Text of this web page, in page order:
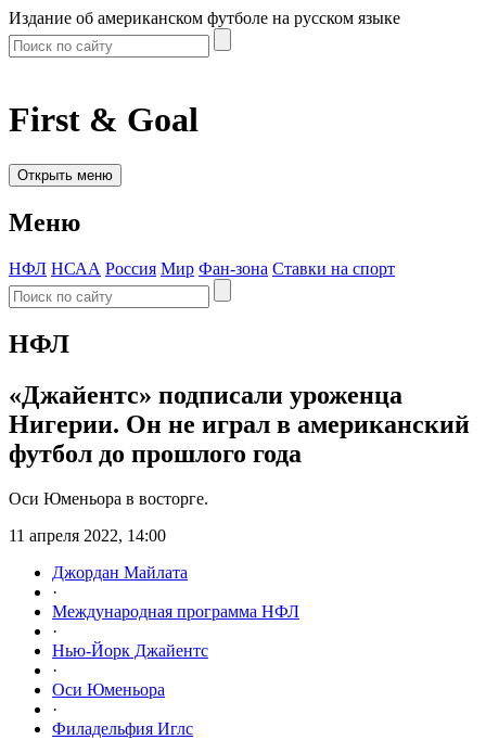
Издание об американском футболе на русском языке
First & Goal
Открыть меню
Меню
НФЛ НСАА Россия Мир Фан-зона Ставки на спорт
НФЛ
«Джайентс» подписали уроженца
Нигерии. Он не играл в американский
футбол до прошлого года
Оси Юменьора в восторге.
11 апреля 2022, 14:00
Джордан Майлата
·
Международная программа НФЛ
·
Нью-Йорк Джайентс
·
Оси Юменьора
·
Филадельфия Иглс